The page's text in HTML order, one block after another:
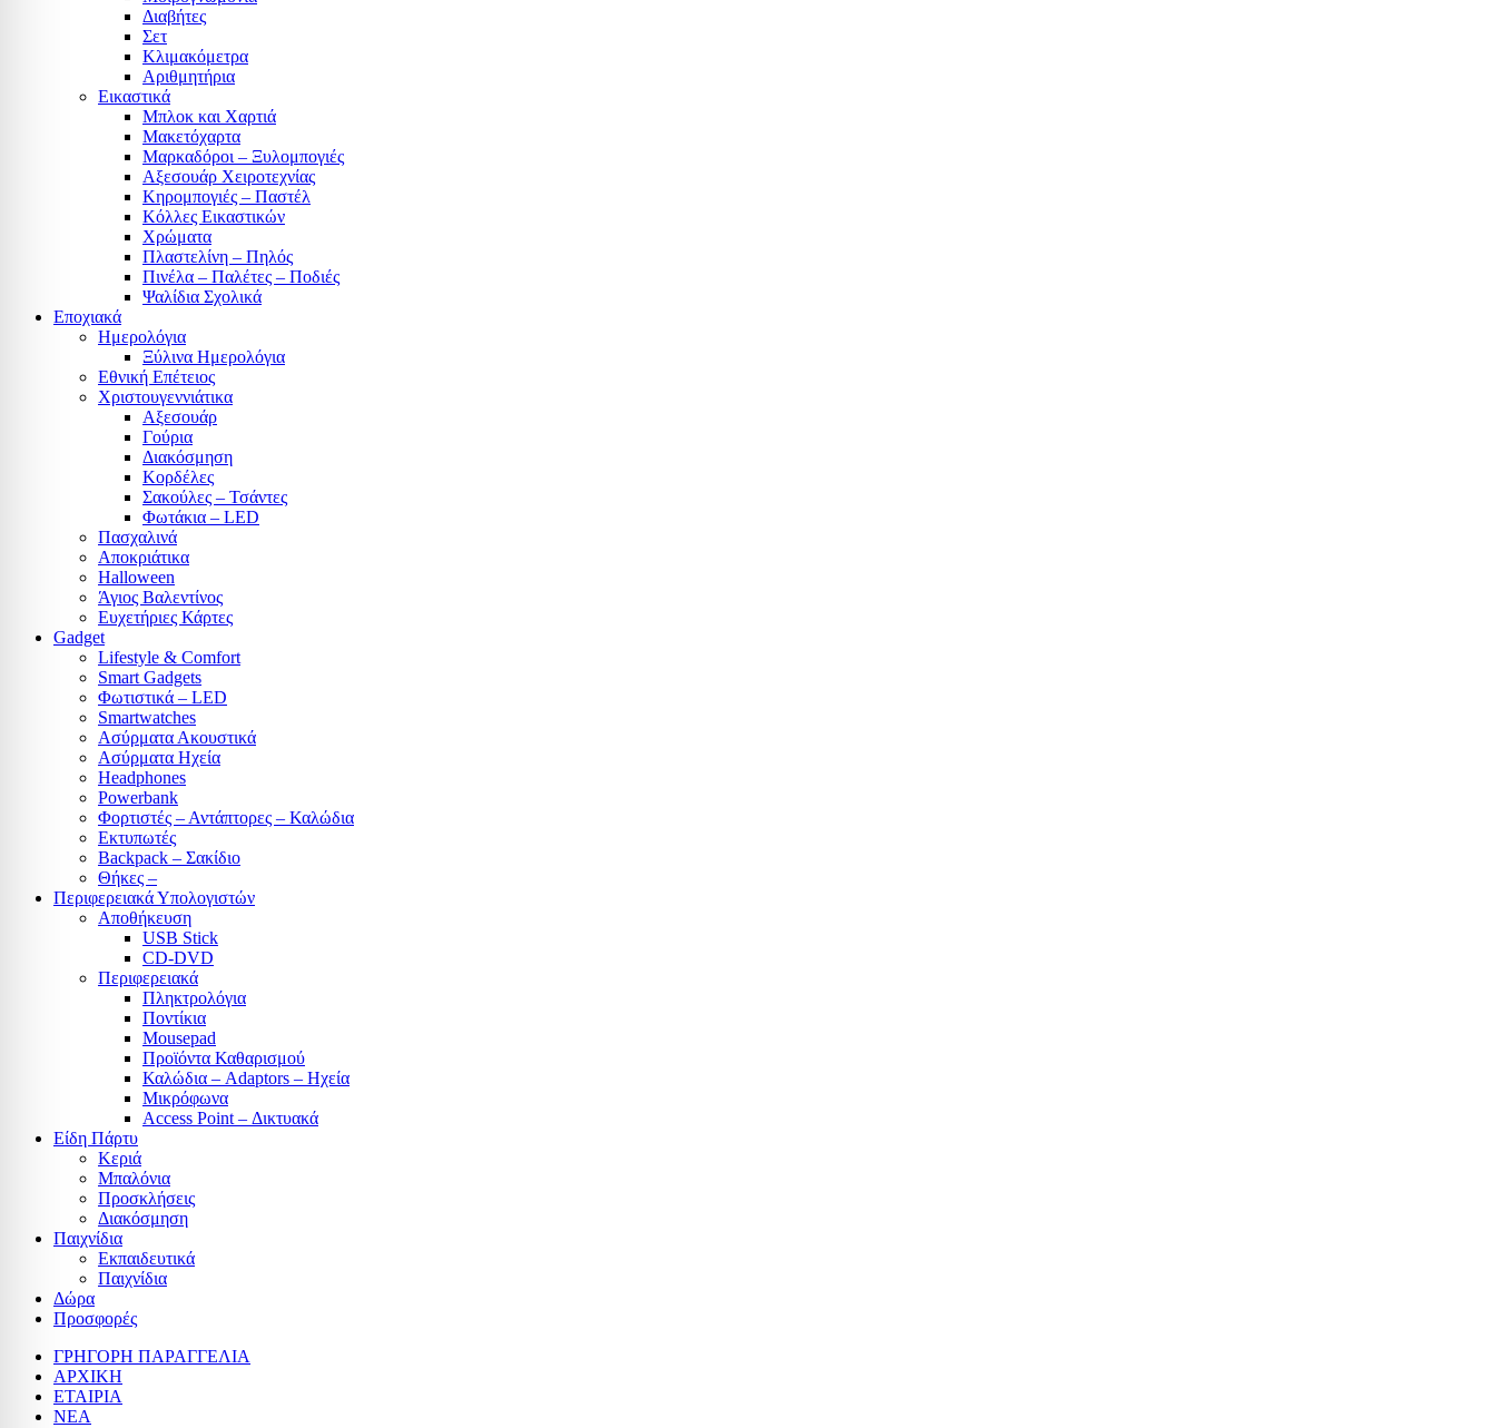
Διαβήτες
Σετ
Κλιμακόμετρα
Αριθμητήρια
Εικαστικά
Μπλοκ και Χαρτιά
Μακετόχαρτα
Μαρκαδόροι – Ξυλομπογιές
Αξεσουάρ Χειροτεχνίας
Κηρομπογιές – Παστέλ
Κόλλες Εικαστικών
Χρώματα
Πλαστελίνη – Πηλός
Πινέλα – Παλέτες – Ποδιές
Ψαλίδια Σχολικά
Εποχιακά
Ημερολόγια
Ξύλινα Ημερολόγια
Εθνική Επέτειος
Χριστουγεννιάτικα
Αξεσουάρ
Γούρια
Διακόσμηση
Κορδέλες
Σακούλες – Τσάντες
Φωτάκια – LED
Πασχαλινά
Αποκριάτικα
Halloween
Άγιος Βαλεντίνος
Ευχετήριες Κάρτες
Gadget
Lifestyle & Comfort
Smart Gadgets
Φωτιστικά – LED
Smartwatches
Ασύρματα Ακουστικά
Ασύρματα Ηχεία
Headphones
Powerbank
Φορτιστές – Αντάπτορες – Καλώδια
Εκτυπωτές
Backpack – Σακίδιο
Θήκες –
Περιφερειακά Υπολογιστών
Αποθήκευση
USB Stick
CD-DVD
Περιφερειακά
Πληκτρολόγια
Ποντίκια
Mousepad
Προϊόντα Καθαρισμού
Καλώδια – Adaptors – Ηχεία
Μικρόφωνα
Access Point – Δικτυακά
Είδη Πάρτυ
Κεριά
Μπαλόνια
Προσκλήσεις
Διακόσμηση
Παιχνίδια
Εκπαιδευτικά
Παιχνίδια
Δώρα
Προσφορές
ΓΡΗΓΟΡΗ ΠΑΡΑΓΓΕΛΙΑ
ΑΡΧΙΚΗ
ΕΤΑΙΡΙΑ
ΝΕΑ